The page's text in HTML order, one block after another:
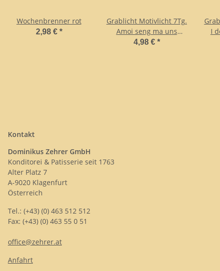
Wochenbrenner rot
2,98 € *
Grablicht Motivlicht 7Tg.
Amoi seng ma uns
wieder
4,98 € *
I
Kontakt
Dominikus Zehrer GmbH
Konditorei & Patisserie seit 1763
Alter Platz 7
A-9020 Klagenfurt
Österreich
Tel.: (+43) (0) 463 512 512
Fax: (+43) (0) 463 55 0 51
office@zehrer.at
Anfahrt